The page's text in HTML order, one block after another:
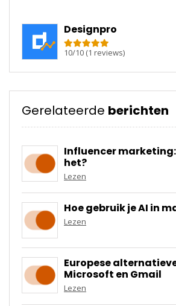
Designpro
10/10 (1 reviews)
Gerelateerde berichten
Influencer
het?
Lezen
Hoe gebruik je AI in
Lezen
Europese
Microsoft en Gmail
Lezen